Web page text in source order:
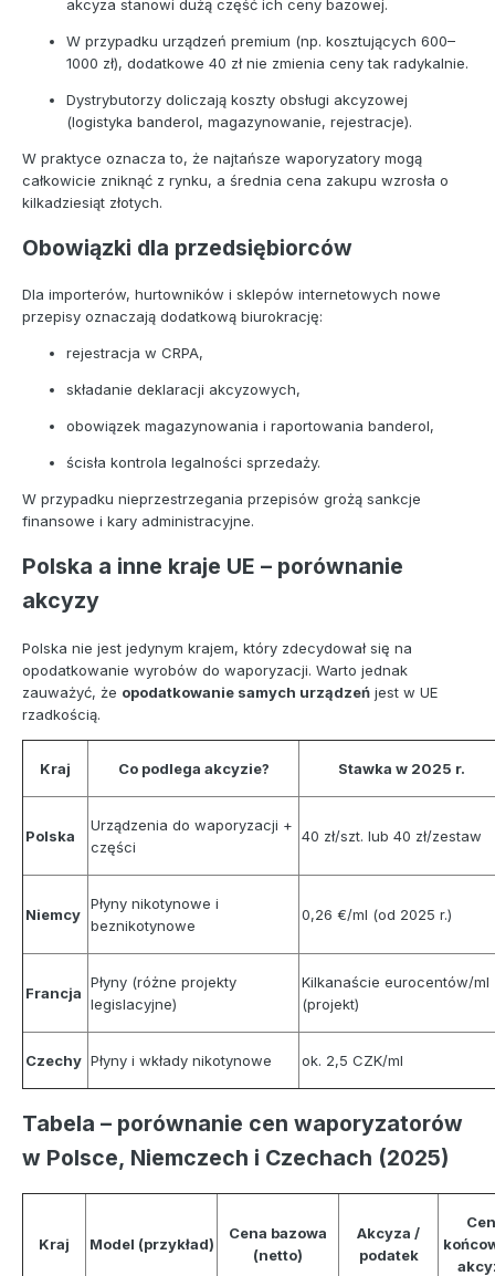
akcyza stanowi dużą część ich ceny bazowej.
W przypadku urządzeń premium (np. kosztujących 600–
1000 zł), dodatkowe 40 zł nie zmienia ceny tak radykalnie.
Dystrybutorzy doliczają koszty obsługi akcyzowej
(logistyka banderol, magazynowanie, rejestracje).
W praktyce oznacza to, że najtańsze waporyzatory mogą
całkowicie zniknąć z rynku, a średnia cena zakupu wzrosła o
kilkadziesiąt złotych.
Obowiązki dla przedsiębiorców
Dla importerów, hurtowników i sklepów internetowych nowe
przepisy oznaczają dodatkową biurokrację:
rejestracja w CRPA,
składanie deklaracji akcyzowych,
obowiązek magazynowania i raportowania banderol,
ścisła kontrola legalności sprzedaży.
W przypadku nieprzestrzegania przepisów grożą sankcje
finansowe i kary administracyjne.
Polska a inne kraje UE – porównanie
akcyzy
Polska nie jest jedynym krajem, który zdecydował się na
opodatkowanie wyrobów do waporyzacji. Warto jednak
zauważyć, że opodatkowanie samych urządzeń jest w UE
rzadkością.
Kraj Co podlega akcyzie? Stawka w 2025 r.
Polska
Urządzenia do waporyzacji +
części
40 zł/szt. lub 40 zł/zestaw
Niemcy
Płyny nikotynowe i
beznikotynowe
0,26 €/ml (od 2025 r.)
Francja
Płyny (różne projekty
legislacyjne)
Kilkanaście eurocentów/ml
(projekt)
Czechy Płyny i wkłady nikotynowe ok. 2,5 CZK/ml
Tabela – porównanie cen waporyzatorów
w Polsce, Niemczech i Czechach (2025)
Kraj Model (przykład)
Cena bazowa
(netto)
Akcyza /
podatek